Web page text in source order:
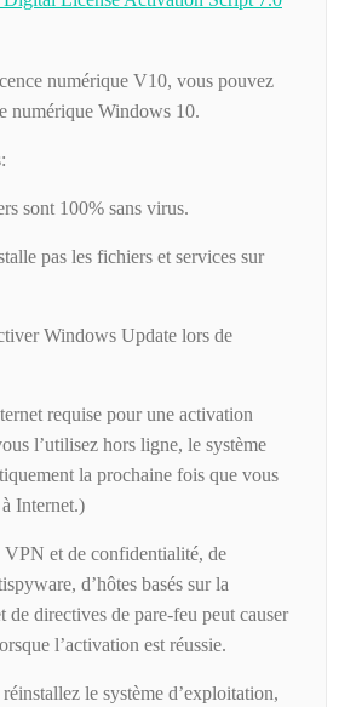
numérique V10, vous pouvez
numérique Windows 10.
sont 100% sans virus.
pas les fichiers et services sur
Windows Update lors de
requise pour une activation
l’utilisez hors ligne, le système
la prochaine fois que vous
Internet.)
VPN et de confidentialité, de
d’hôtes basés sur la
de directives de pare-feu peut causer
l’activation est réussie.
le système d’exploitation,